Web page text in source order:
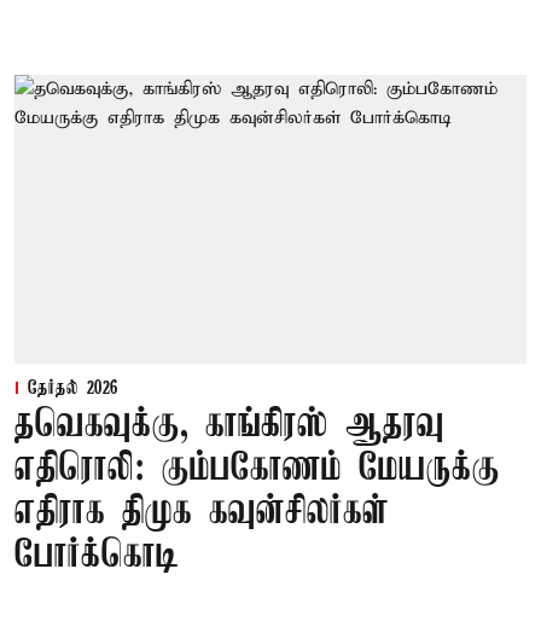
தேர்தல் 2026
தவெகவுக்கு, காங்கிரஸ் ஆதரவு
எதிரொலி: கும்பகோணம் மேயருக்கு
எதிராக திமுக கவுன்சிலர்கள்
போர்க்கொடி